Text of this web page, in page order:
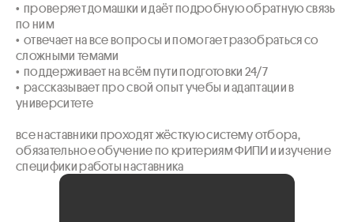
•  проверяет домашки и даёт подробную обратную связь
по ним
•  отвечает на все вопросы и помогает разобраться со
сложными темами
•  поддерживает на всём пути подготовки 24/7
•  рассказывает про свой опыт учебы и адаптации в
университете
все наставники проходят жёсткую систему отбора,
обязательное обучение по критериям ФИПИ и изучение
специфики работы наставника